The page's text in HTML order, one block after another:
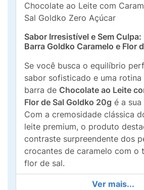
Chocolate ao Leite com
Sal Goldko Zero Açúcar
Sabor Irresistível e Sem
Barra Goldko Caramelo e Flor
Se você busca o equilíbrio
sabor sofisticado e uma rotina
barra de Chocolate ao Leite
Flor de Sal Goldko 20g é a sua
Com a cremosidade clássica
leite premium, o produto
contraste surpreendente dos
crocantes de caramelo com o
flor de sal.
Desenvolvido para quem não
Ver mais...